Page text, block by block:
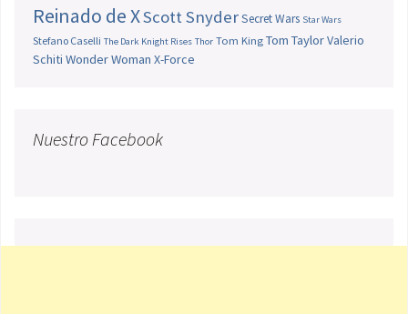
Reinado de XScott SnyderSecret Wars Star Wars
Stefano Caselli The Dark Knight Rises Thor Tom King Tom TaylorValerio
Schiti Wonder Woman X-Force
Nuestro Facebook